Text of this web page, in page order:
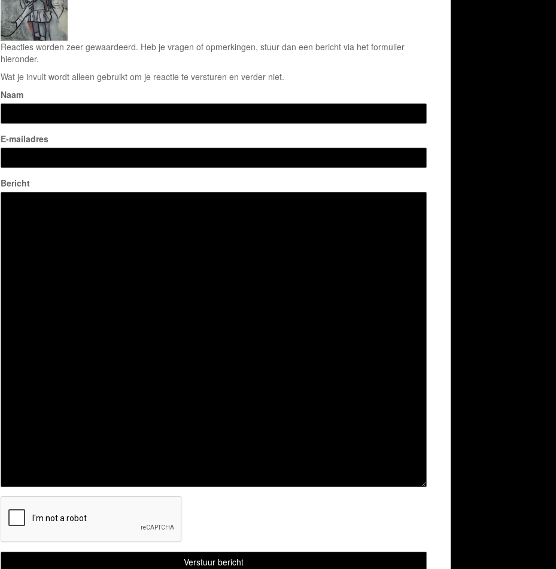
Reacties worden zeer gewaardeerd. Heb je vragen of opmerkingen, stuur dan een bericht via het formulier
hieronder.
Wat je invult wordt alleen gebruikt om je reactie te versturen en verder niet.
Naam
E-mailadres
Bericht